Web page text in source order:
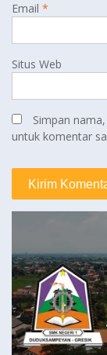
Email *
Situs Web
Simpan
untuk komentar